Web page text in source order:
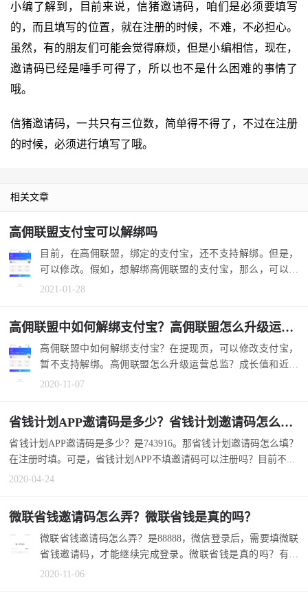
小编了解到，目前来说，信猪邀请码，咱们是必须要填写
的，而且填写的位置，就在注册的时候，不难，不必担心。
虽然，有的朋友们可能会觉得麻烦，但是小编相信，现在，
邀请码已经是唾手可得了，所以也不是什么困难的事情了
哦。
信猪邀请码，一共只有三位数，简单得不得了，不过在注册
的时候，必须进行填写了哦。
相关文章
高佣联盟支付宝可以解绑吗
目前，在高佣联盟，绑定的支付宝，还不支持解绑。但是，
可以修改。假如，想解绑高佣联盟的支付宝，那么，可以修
改为不用的账...
2021-01-28
高佣联盟中如何解绑支付宝？高佣联盟怎么升级运营总监？
高佣联盟中如何解绑支付宝？在提现页，可以修改支付宝，
暂不支持解绑。高佣联盟怎么升级运营总监？成长值和近30
天收益，达到...
2020-11-07
省钱计划APP邀请码是多少？省钱计划邀请码怎么填？
省钱计划APP邀请码是多少？是743916。那省钱计划邀请码怎么填？
在注册时填。可是，省钱计划APP不填邀请码可以注册吗？目前不...
2020-04-24
微联省钱邀请码怎么弄？微联省钱是真的吗？
微联省钱邀请码怎么弄？是88888，微信登录后，需要填微联
省钱邀请码，才能继续完成登录。微联省钱是真的吗？有新
人首单0元购...
2020-11-06